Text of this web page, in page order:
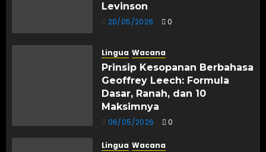
Levinson
20/05/2026 0
Lingua Wacana
Prinsip Kesopanan Berbahasa
Geoffrey Leech: Formula
Dasar, Ranah, dan 10
Maksimnya
06/05/2026 0
Lingua Wacana